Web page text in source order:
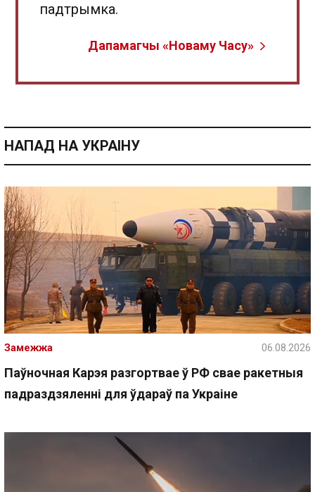
падтрымка.
Дапамагчы «Новаму Часу»
НАПАД НА УКРАІНУ
Паўночная Карэя разгортвае ў РФ свае ракетныя
падраздзяленні для ўдараў па Украіне
Замежжа 06.08.2026